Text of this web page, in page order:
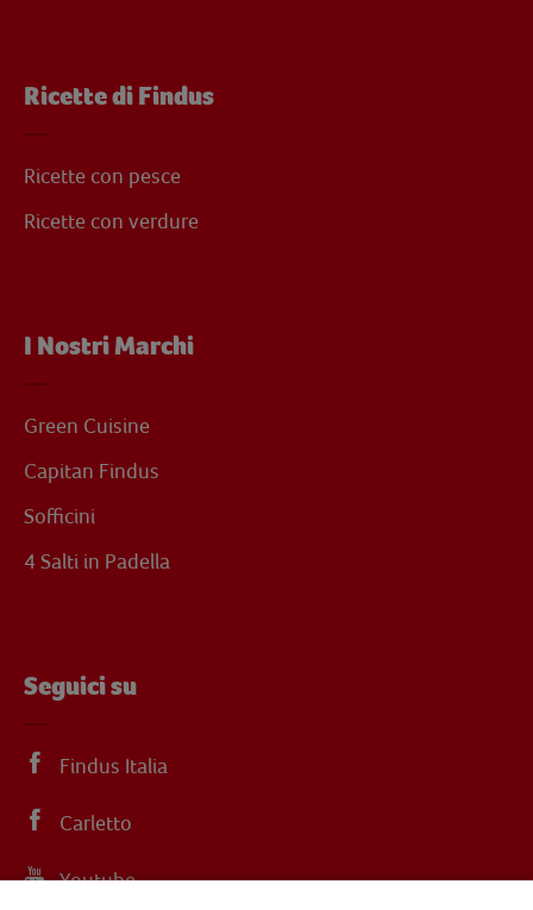
Ricette di Findus
Ricette con pesce
Ricette con verdure
I Nostri Marchi
Green Cuisine
Capitan Findus
Sofficini
4 Salti in Padella
Seguici su
Findus Italia
Carletto
Youtube